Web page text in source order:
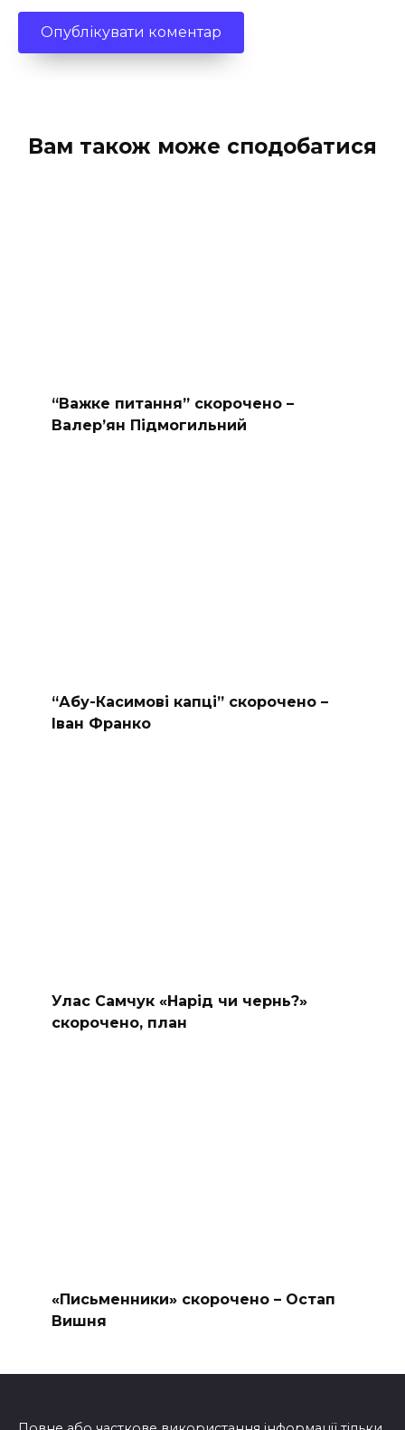
Вам також може сподобатися
“Важке питання” скорочено –
Валер’ян Підмогильний
“Абу-Касимові капці” скорочено –
Іван Франко
Улас Самчук «Нарід чи чернь?»
скорочено, план
«Письменники» скорочено – Остап
Вишня